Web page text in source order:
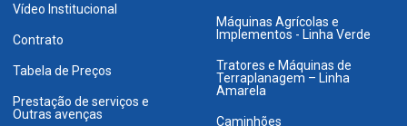
Vídeo Institucional
Contrato
Tabela de Preços
Prestação de serviços e
Outras avenças
Máquinas Agrícolas e
Implementos - Linha Verde
Tratores e Máquinas de
Terraplanagem – Linha
Amarela
Caminhões